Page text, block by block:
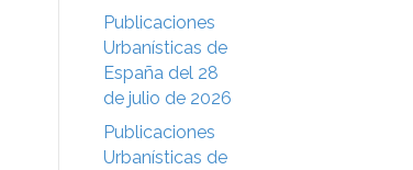
Publicaciones
Urbanísticas de
España del 28
de julio de 2026
Publicaciones
Urbanísticas de